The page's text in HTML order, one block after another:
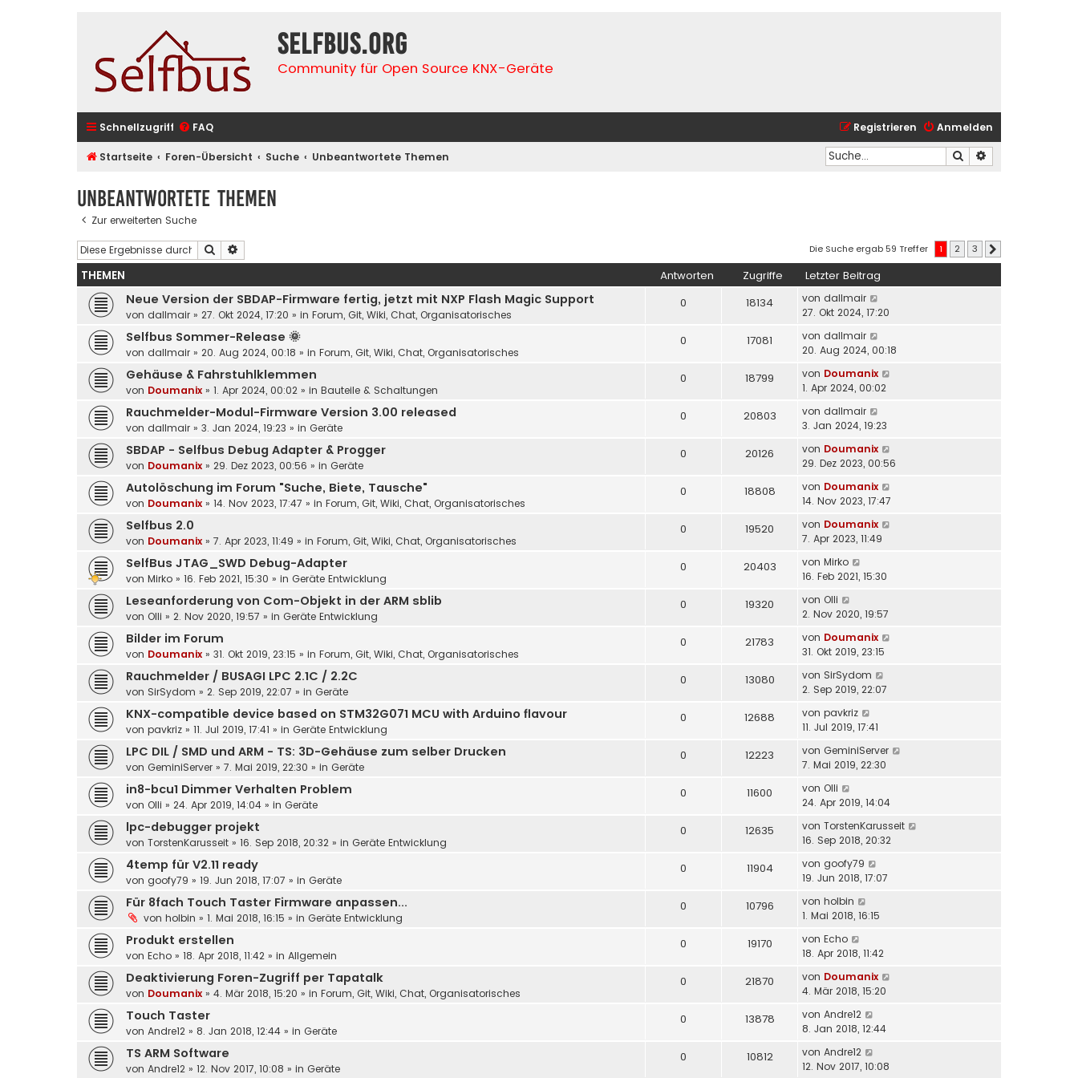
selfbus.org
Community für Open Source KNX-Geräte
Schnellzugriff FAQ Anmelden
Registrieren
Startseite Foren-Übersicht Suche Unbeantwortete Themen Suche
Unbeantwortete Themen
Zur erweiterten Suche
Suche Die Suche ergab 59 Treffer 1 2 3
THEMEN Antworten Zugriffe Letzter Beitrag
Neue Version der SBDAP-Firmware fertig, jetzt mit NXP Flash Magic Support
von dallmair » 27. Okt 2024, 17:20 » in Forum, Git, Wiki, Chat, Organisatorisches
0 18134 von dallmair
27. Okt 2024, 17:20
Selfbus Sommer-Release 🌞
von dallmair » 20. Aug 2024, 00:18 » in Forum, Git, Wiki, Chat, Organisatorisches
0 17081 von dallmair
20. Aug 2024, 00:18
Gehäuse & Fahrstuhlklemmen
von Doumanix » 1. Apr 2024, 00:02 » in Bauteile & Schaltungen
0 18799 von Doumanix
1. Apr 2024, 00:02
Rauchmelder-Modul-Firmware Version 3.00 released
von dallmair » 3. Jan 2024, 19:23 » in Geräte
0 20803 von dallmair
3. Jan 2024, 19:23
SBDAP - Selfbus Debug Adapter & Progger
von Doumanix » 29. Dez 2023, 00:56 » in Geräte
0 20126 von Doumanix
29. Dez 2023, 00:56
Autolöschung im Forum "Suche, Biete, Tausche"
von Doumanix » 14. Nov 2023, 17:47 » in Forum, Git, Wiki, Chat, Organisatorisches
0 18808 von Doumanix
14. Nov 2023, 17:47
Selfbus 2.0
von Doumanix » 7. Apr 2023, 11:49 » in Forum, Git, Wiki, Chat, Organisatorisches
0 19520 von Doumanix
7. Apr 2023, 11:49
SelfBus JTAG_SWD Debug-Adapter
von Mirko » 16. Feb 2021, 15:30 » in Geräte Entwicklung
0 20403 von Mirko
16. Feb 2021, 15:30
Leseanforderung von Com-Objekt in der ARM sblib
von Olli » 2. Nov 2020, 19:57 » in Geräte Entwicklung
0 19320 von Olli
2. Nov 2020, 19:57
Bilder im Forum
von Doumanix » 31. Okt 2019, 23:15 » in Forum, Git, Wiki, Chat, Organisatorisches
0 21783 von Doumanix
31. Okt 2019, 23:15
Rauchmelder / BUSAGI LPC 2.1C / 2.2C
von SirSydom » 2. Sep 2019, 22:07 » in Geräte
0 13080 von SirSydom
2. Sep 2019, 22:07
KNX-compatible device based on STM32G071 MCU with Arduino flavour
von pavkriz » 11. Jul 2019, 17:41 » in Geräte Entwicklung
0 12688 von pavkriz
11. Jul 2019, 17:41
LPC DIL / SMD und ARM - TS: 3D-Gehäuse zum selber Drucken
von GeminiServer » 7. Mai 2019, 22:30 » in Geräte
0 12223 von GeminiServer
7. Mai 2019, 22:30
in8-bcu1 Dimmer Verhalten Problem
von Olli » 24. Apr 2019, 14:04 » in Geräte
0 11600 von Olli
24. Apr 2019, 14:04
lpc-debugger projekt
von TorstenKarusseit » 16. Sep 2018, 20:32 » in Geräte Entwicklung
0 12635 von TorstenKarusseit
16. Sep 2018, 20:32
4temp für V2.11 ready
von goofy79 » 19. Jun 2018, 17:07 » in Geräte
0 11904 von goofy79
19. Jun 2018, 17:07
Für 8fach Touch Taster Firmware anpassen...
von holbin » 1. Mai 2018, 16:15 » in Geräte Entwicklung
0 10796 von holbin
1. Mai 2018, 16:15
Produkt erstellen
von Echo » 18. Apr 2018, 11:42 » in Allgemein
0 19170 von Echo
18. Apr 2018, 11:42
Deaktivierung Foren-Zugriff per Tapatalk
von Doumanix » 4. Mär 2018, 15:20 » in Forum, Git, Wiki, Chat, Organisatorisches
0 21870 von Doumanix
4. Mär 2018, 15:20
Touch Taster
von Andre12 » 8. Jan 2018, 12:44 » in Geräte
0 13878 von Andre12
8. Jan 2018, 12:44
TS ARM Software
von Andre12 » 12. Nov 2017, 10:08 » in Geräte
0 10812 von Andre12
12. Nov 2017, 10:08